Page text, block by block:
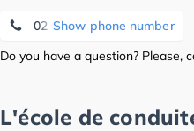
Show phone number
02 648 25 50
Do you have a question? Please,
L'école de